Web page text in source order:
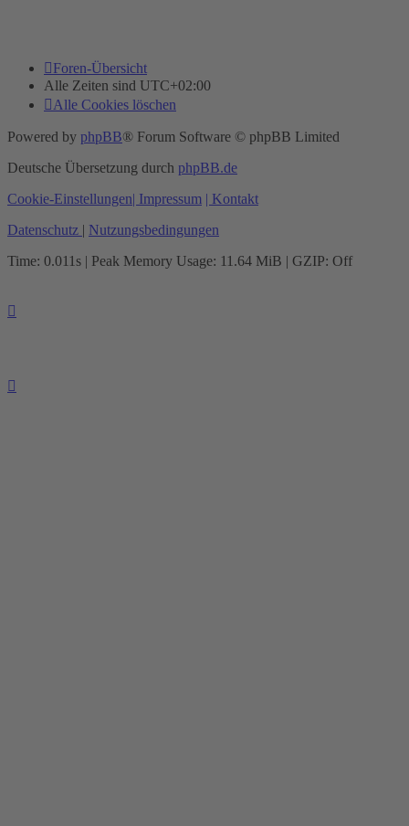
Foren-Übersicht
Alle Zeiten sind UTC+02:00
Alle Cookies löschen
Powered by phpBB® Forum Software © phpBB Limited
Deutsche Übersetzung durch phpBB.de
Cookie-Einstellungen| Impressum | Kontakt
Datenschutz | Nutzungsbedingungen
Time: 0.011s | Peak Memory Usage: 11.64 MiB | GZIP: Off